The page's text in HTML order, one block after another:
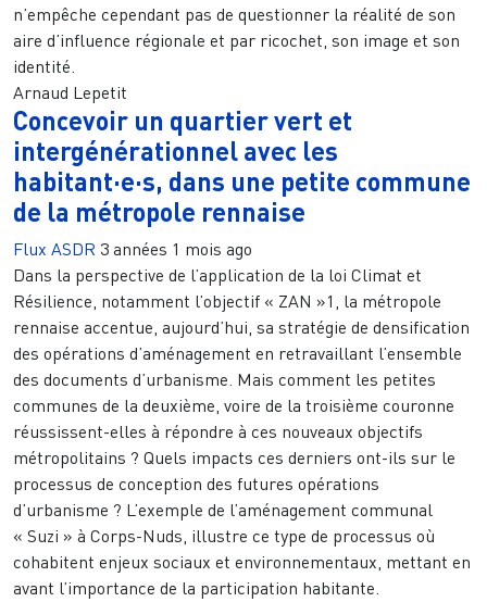
n’empêche cependant pas de questionner la réalité de son
aire d’influence régionale et par ricochet, son image et son
identité.
Arnaud Lepetit
Concevoir un quartier vert et
intergénérationnel avec les
habitant·e·s, dans une petite commune
de la métropole rennaise
Flux ASDR 3 années 1 mois ago
Dans la perspective de l’application de la loi Climat et
Résilience, notamment l’objectif « ZAN »1, la métropole
rennaise accentue, aujourd’hui, sa stratégie de densification
des opérations d’aménagement en retravaillant l’ensemble
des documents d’urbanisme. Mais comment les petites
communes de la deuxième, voire de la troisième couronne
réussissent-elles à répondre à ces nouveaux objectifs
métropolitains ? Quels impacts ces derniers ont-ils sur le
processus de conception des futures opérations
d’urbanisme ? L’exemple de l’aménagement communal
« Suzi » à Corps-Nuds, illustre ce type de processus où
cohabitent enjeux sociaux et environnementaux, mettant en
avant l’importance de la participation habitante.